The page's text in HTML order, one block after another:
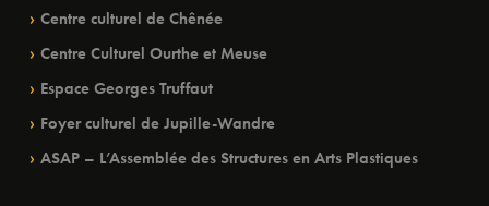
Centre culturel de Chênée
Centre Culturel Ourthe et Meuse
Espace Georges Truffaut
Foyer culturel de Jupille-Wandre
ASAP – L’Assemblée des Structures en Arts Plastiques